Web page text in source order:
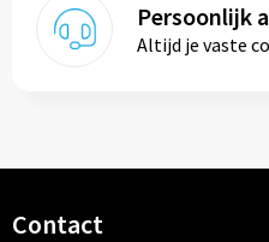
Persoonlijk
Altijd je vaste
Contact